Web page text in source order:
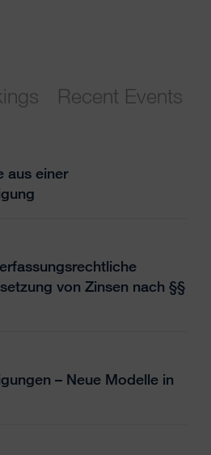
Recent Events
aus einer
von Zinsen nach §§
– Neue Modelle in